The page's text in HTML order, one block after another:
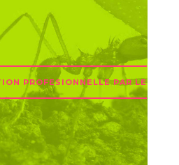
PROFESIONNELLE PAR LE